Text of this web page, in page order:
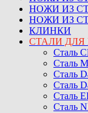
НОЖИ ИЗ
НОЖИ ИЗ
КЛИНКИ
СТАЛИ
Сталь
Сталь
Сталь
Сталь
Сталь
Сталь